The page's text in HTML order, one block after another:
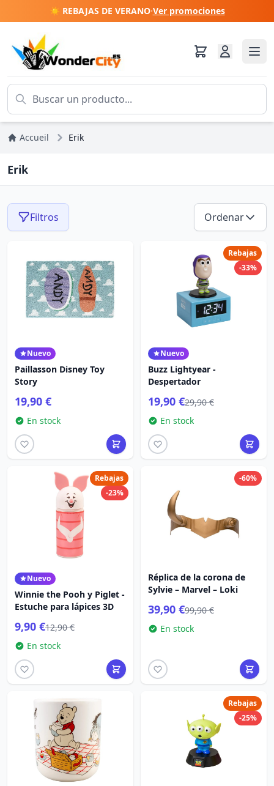
☀️ REBAJAS DE VERANO·Ver promociones
Accueil Erik
Erik
Filtros Ordenar
Nuevo
Paillasson Disney Toy
Story
19,90 €
En stock
Rebajas
-33%
Nuevo
Buzz Lightyear -
Despertador
19,90 €29,90 €
En stock
Rebajas
-23%
Nuevo
Winnie the Pooh y Piglet -
Estuche para lápices 3D
9,90 €12,90 €
En stock
-60%
Réplica de la corona de
Sylvie – Marvel – Loki
39,90 €99,90 €
En stock
Rebajas
-25%